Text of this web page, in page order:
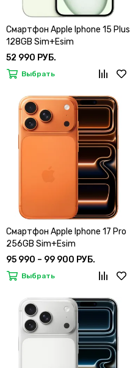
Смартфон Apple Iphone 15 Plus
128GB Sim+Esim
52 990 РУБ.
Выбрать
Смартфон Apple Iphone 17 Pro
256GB Sim+Esim
95 990 – 99 900 РУБ.
Выбрать